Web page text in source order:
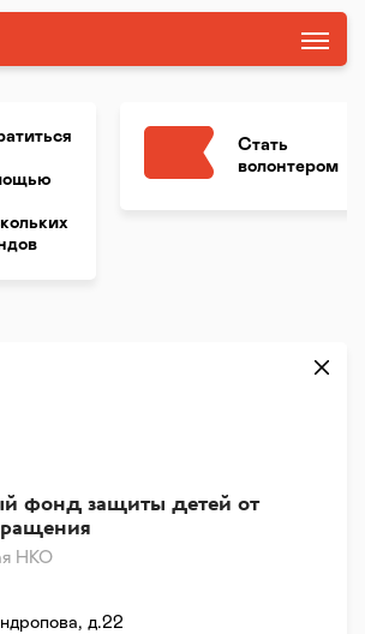
Стать
волонтером
НКО
фонд защиты детей от
д.22